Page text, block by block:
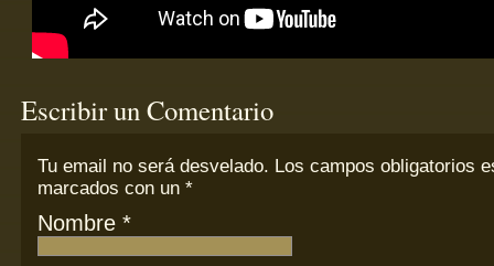
Escribir un Comentario
Tu email noserá desvelado. Los campos obligatorios
marcados con un *
Nombre *